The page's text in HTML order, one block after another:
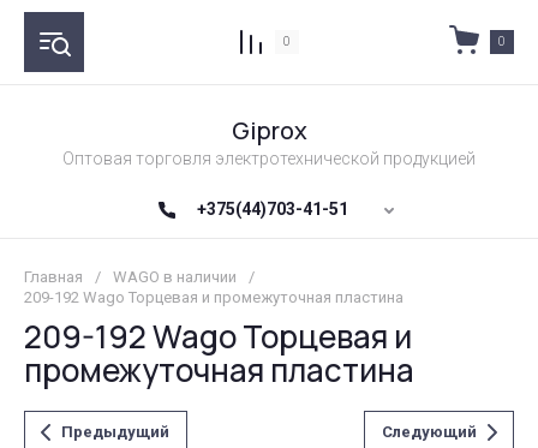
0 0
Giprox
Оптовая торговля электротехнической продукцией
+375(44)703-41-51
Главная / WAGO в наличии
/
209-192 Wago Торцевая и промежуточная пластина
209-192 Wago Торцевая и
промежуточная пластина
Предыдущий Следующий